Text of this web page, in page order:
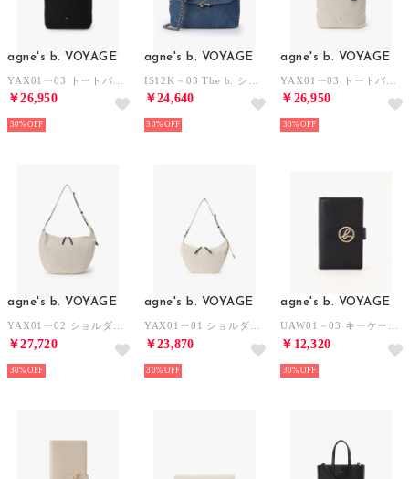
agne's b. VOYAGE
￥26,950
30%
agne's b. VOYAGE
￥24,640
30%
agne's b. VOYAGE
￥26,950
30%
agne's b. VOYAGE
YAX01ー02 ショルダーバッグ （ホワイト）
￥27,720
30%
agne's b. VOYAGE
YAX01ー01 ショルダーバッグ （ホワイト）
￥23,870
30%
agne's b. VOYAGE
UAW01－03 キーケース （ブラック）
￥12,320
30%